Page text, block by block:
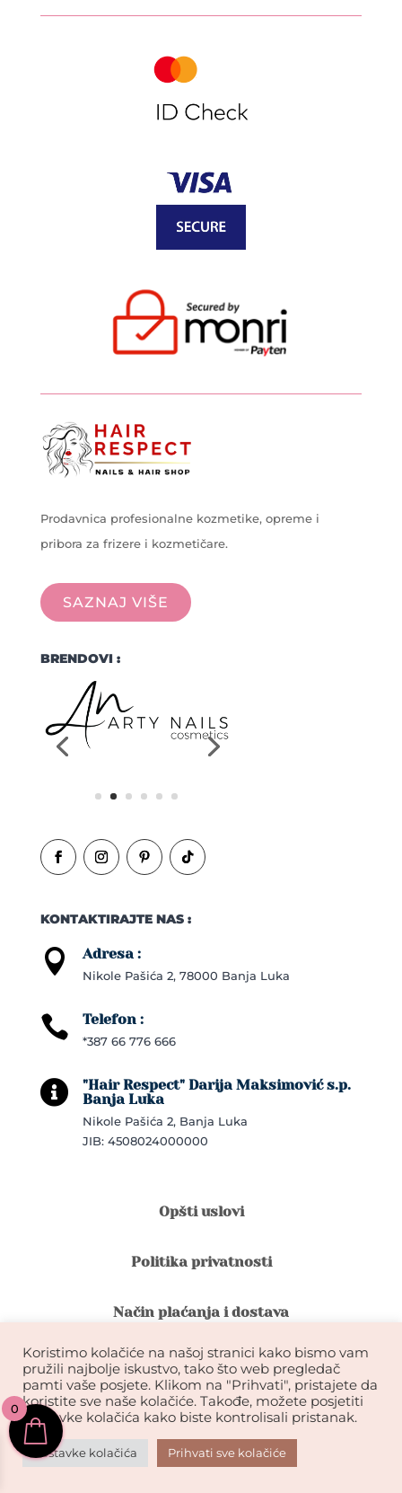
Prodavnica profesionalne kozmetike, opreme i
pribora za frizere i kozmetičare.
SAZNAJ VIŠE
BRENDOVI :
KONTAKTIRAJTE NAS :
 Adresa :
Nikole Pašića 2, 78000 Banja Luka
 Telefon :
*387 66 776 666

"Hair Respect" Darija Maksimović s.p.
Banja Luka
Nikole Pašića 2, Banja Luka
JIB: 4508024000000
Opšti uslovi
Politika privatnosti
Način plaćanja i dostava
Reklamacije i povrat robe
Garancija na kvalitet ekstenzija
Koristimo kolačiće na našoj stranici kako bismo vam
pružili najbolje iskustvo, tako što web pregledač
pamti vaše posjete. Klikom na "Prihvati", pristajete da
koristite sve naše kolačiće. Takođe, možete posjetiti
postavke kolačića kako biste kontrolisali pristanak.
Postavke kolačića Prihvati sve kolačiće
0